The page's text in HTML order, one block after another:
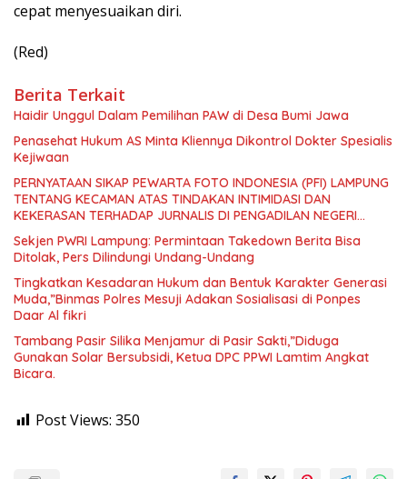
cepat menyesuaikan diri.
(Red)
Berita Terkait
Haidir Unggul Dalam Pemilihan PAW di Desa Bumi Jawa
Penasehat Hukum AS Minta Kliennya Dikontrol Dokter Spesialis
Kejiwaan
PERNYATAAN SIKAP PEWARTA FOTO INDONESIA (PFI) LAMPUNG
TENTANG KECAMAN ATAS TINDAKAN INTIMIDASI DAN
KEKERASAN TERHADAP JURNALIS DI PENGADILAN NEGERI
TANJUNG KARANG.
Sekjen PWRI Lampung: Permintaan Takedown Berita Bisa
Ditolak, Pers Dilindungi Undang-Undang
Tingkatkan Kesadaran Hukum dan Bentuk Karakter Generasi
Muda,”Binmas Polres Mesuji Adakan Sosialisasi di Ponpes
Daar Al fikri
Tambang Pasir Silika Menjamur di Pasir Sakti,”Diduga
Gunakan Solar Bersubsidi, Ketua DPC PPWI Lamtim Angkat
Bicara.
Post Views: 350